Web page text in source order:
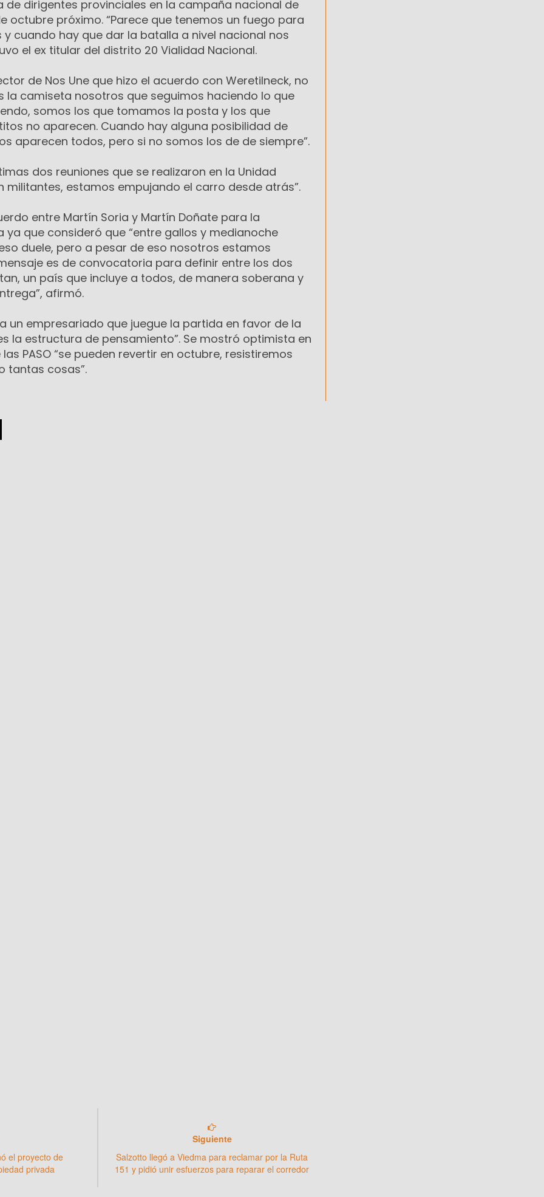
de dirigentes provinciales en la campaña nacional de
octubre próximo. “Parece que tenemos un fuego para
cuando hay que dar la batalla a nivel nacional nos
el ex titular del distrito 20 Vialidad Nacional.
de Nos Une que hizo el acuerdo con Weretilneck, no
la camiseta nosotros que seguimos haciendo lo que
somos los que tomamos la posta y los que
no aparecen. Cuando hay alguna posibilidad de
aparecen todos, pero si no somos los de de siempre”.
dos reuniones que se realizaron en la Unidad
militantes, estamos empujando el carro desde atrás”.
entre Martín Soria y Martín Doñate para la
que consideró que “entre gallos y medianoche
duele, pero a pesar de eso nosotros estamos
es de convocatoria para definir entre los dos
un país que incluye a todos, de manera soberana y
afirmó.
un empresariado que juegue la partida en favor de la
la estructura de pensamiento”. Se mostró optimista en
PASO “se pueden revertir en octubre, resistiremos
tantas cosas”.
el proyecto de
privada
Siguiente
Salzotto llegó a Viedma para reclamar por la Ruta
151 y pidió unir esfuerzos para reparar el corredor